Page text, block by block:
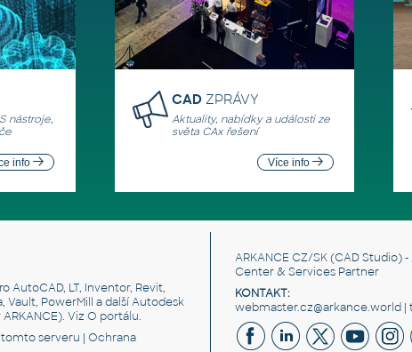
nástroje,
info
CAD ZPRÁVY
Aktuality, nabídky a události ze
světa CAx řešení
Více info
AutoCAD, LT, Inventor, Revit,
Vault, PowerMill a další Autodesk
Viz O portálu.
serveru | Ochrana
ARKANCE CZ/SK(CAD Studio)
Center & Services Partner
KONTAKT:
webmaster.cz@arkance.world |